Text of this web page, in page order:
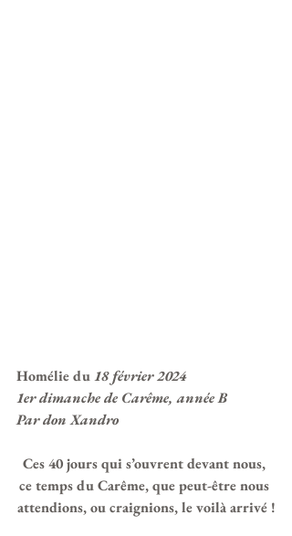
Homélie du 18 février 2024
1er dimanche de Carême, année B
Par don Xandro
Ces 40 jours qui s’ouvrent devant nous,
ce temps du Carême, que peut-être nous
attendions, ou craignions, le voilà arrivé !